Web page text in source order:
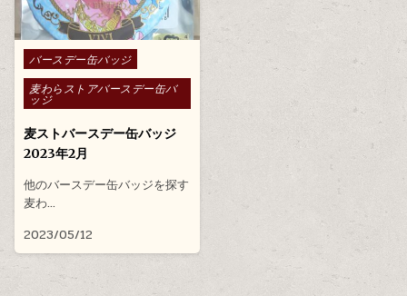
Posted in
バースデー缶バッジ
麦わらストアバースデー缶バ
ッジ
麦ストバースデー缶バッジ
2023年2月
他のバースデー缶バッジを探す
麦わ…
2023/05/12